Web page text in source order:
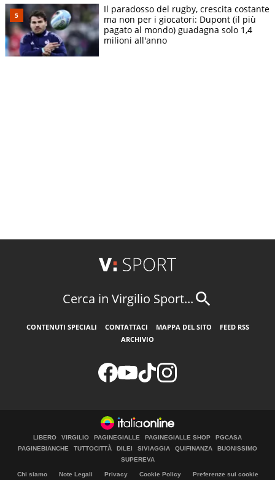
Il paradosso del rugby, crescita costante
ma non per i giocatori: Dupont (il più
pagato al mondo) guadagna solo 1,4
milioni all'anno
Cerca in Virgilio Sport...
CONTENUTI SPECIALI CONTATTACI MAPPA DEL SITO
FEED RSS
ARCHIVIO
LIBERO VIRGILIO PAGINEGIALLE PAGINEGIALLE SHOP
PGCASA
PAGINEBIANCHE
TUTTOCITTÀ DILEI SIVIAGGIA QUIFINANZA
BUONISSIMO
SUPEREVA
Chi siamo Note Legali Privacy Cookie Policy Preferenze sui cookie